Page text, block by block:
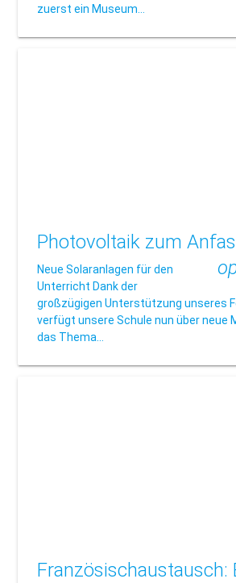
zuerst ein Museum…
Photovoltaik zum
Neue Solaranlagen für den
Unterricht Dank der
großzügigen Unterstützung unseres
verfügt unsere Schule nun über neue
das Thema…
Französischaustausch: